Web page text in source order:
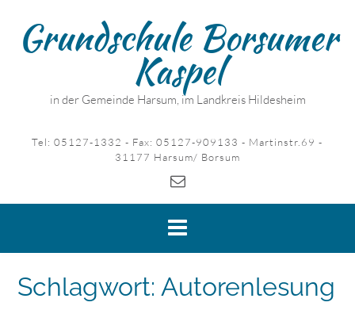
contentGrundschule Borsumer
Kaspel
in der Gemeinde Harsum, im Landkreis Hildesheim
Tel: 05127-1332 - Fax: 05127-909133 - Martinstr.69 -
31177 Harsum/ Borsum
Schlagwort: Autorenlesung